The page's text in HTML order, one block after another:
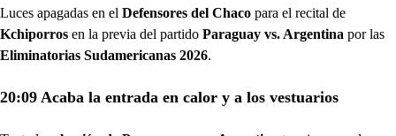
Luces apagadas en el Defensores del Chaco para el recital de
Kchiporros en la previa del partido Paraguay vs. Argentina por las
Eliminatorias Sudamericanas 2026.
20:09 Acaba la entrada en calor y a los vestuarios